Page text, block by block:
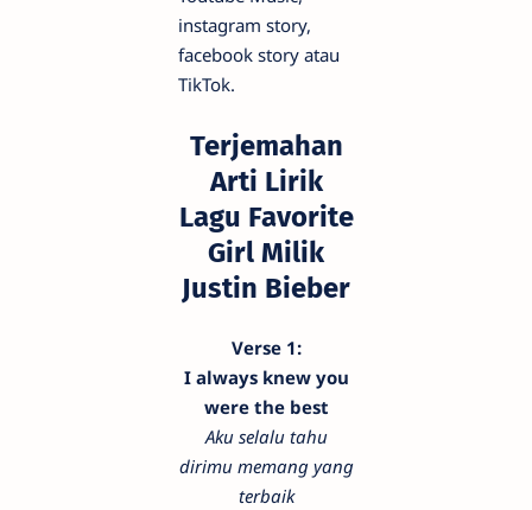
instagram story,
facebook story atau
TikTok.
Terjemahan
Arti Lirik
Lagu Favorite
Girl Milik
Justin Bieber
Verse 1:
I always knew you
were the best
Aku selalu tahu
dirimu memang yang
terbaik